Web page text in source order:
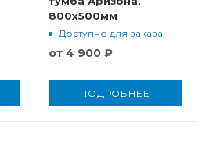
800x500мм
Доступно для заказа
от 4 900 ₽
ПОДРОБНЕЕ